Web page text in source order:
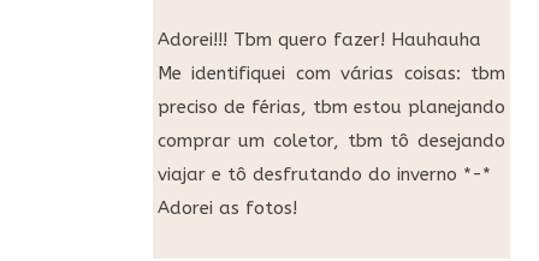
Adorei!!! Tbm quero fazer! Hauhauha
Me identifiquei com várias coisas: tbm
preciso de férias, tbm estou planejando
comprar um coletor, tbm tô desejando
viajar e tô desfrutando do inverno *-*
Adorei as fotos!